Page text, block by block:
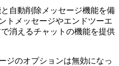
自動削除メッセージ機能を備
トメッセージやエンドツーエ
消えるチャットの機能を提供
ジのオプションは無効になっ